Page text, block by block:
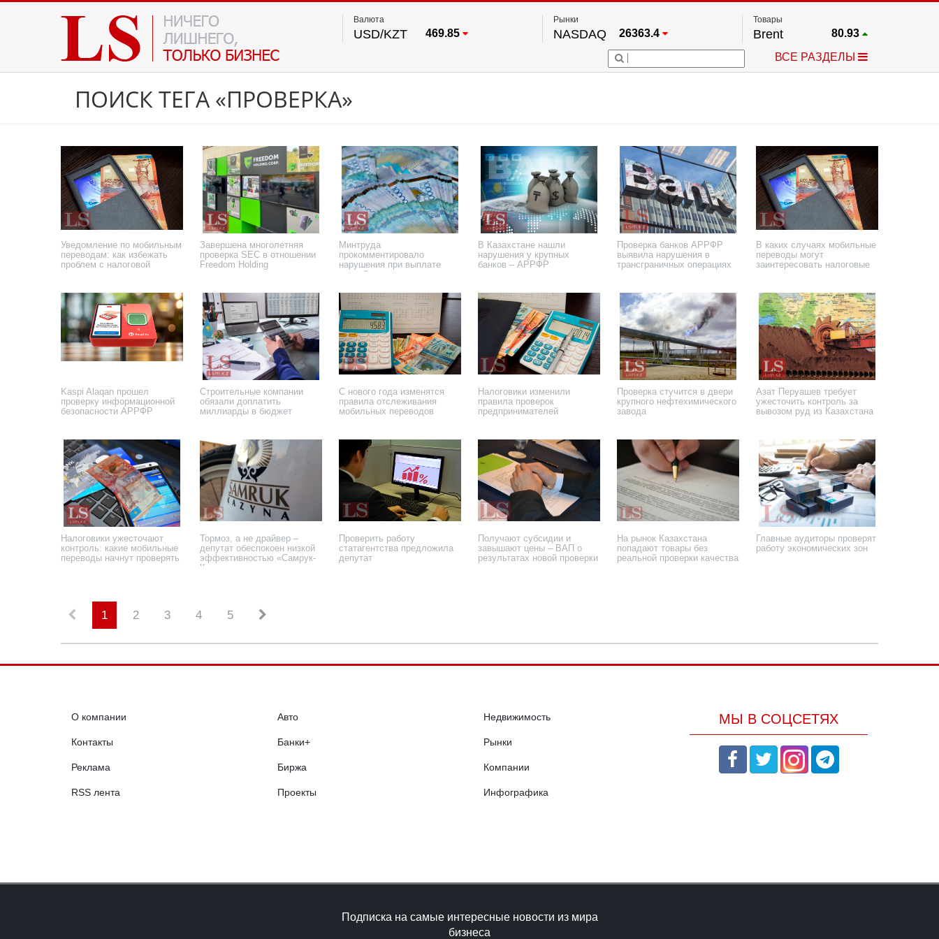
Валюта
USD/KZT 469.85
Рынки
NASDAQ 26363.4
FTSE 100 67.17
54349.1
Товары
Brent 80.93
Платина
2.673
ВСЕ РАЗДЕЛЫ
ПОИСК ТЕГА «ПРОВЕРКА»
Уведомление по мобильным
переводам: как избежать
проблем с налоговой
Завершена многолетняя
проверка SEC в отношении
Freedom Holding
Минтруда
прокомментировало
нарушения при выплате
пенсий
В Казахстане нашли
нарушения у крупных
банков – АРРФР
Проверка банков АРРФР
выявила нарушения в
трансграничных операциях
В каких случаях мобильные
переводы могут
заинтересовать налоговые
Kaspi Alaqan прошел
проверку информационной
безопасности АРРФР
Строительные компании
обязали доплатить
миллиарды в бюджет
С нового года изменятся
правила отслеживания
мобильных переводов
Налоговики изменили
правила проверок
предпринимателей
Проверка стучится в двери
крупного нефтехимического
завода
Азат Перуашев требует
ужесточить контроль за
вывозом руд из Казахстана
Налоговики ужесточают
контроль: какие мобильные
переводы начнут проверять
Тормоз, а не драйвер –
депутат обеспокоен низкой
эффективностью «Самрук-
Қазына»
Проверить работу
статагентства предложила
депутат
Получают субсидии и
завышают цены – ВАП о
результатах новой проверки
На рынок Казахстана
попадают товары без
реальной проверки качества
Главные аудиторы проверят
работу экономических зон
1 2 3 4 5
О компании
Контакты
Реклама
RSS лента
Авто
Банки+
Биржа
Проекты
Недвижимость
Рынки
Компании
Инфографика
МЫ В СОЦСЕТЯХ
Подписка на самые интересные новости из мира
бизнеса